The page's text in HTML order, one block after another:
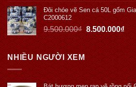
Đôi chóe vẽ Sen cá 50L gốm
C2000612
9.500.000₫ 8.500.000₫
NHIỀU NGƯỜI XEM